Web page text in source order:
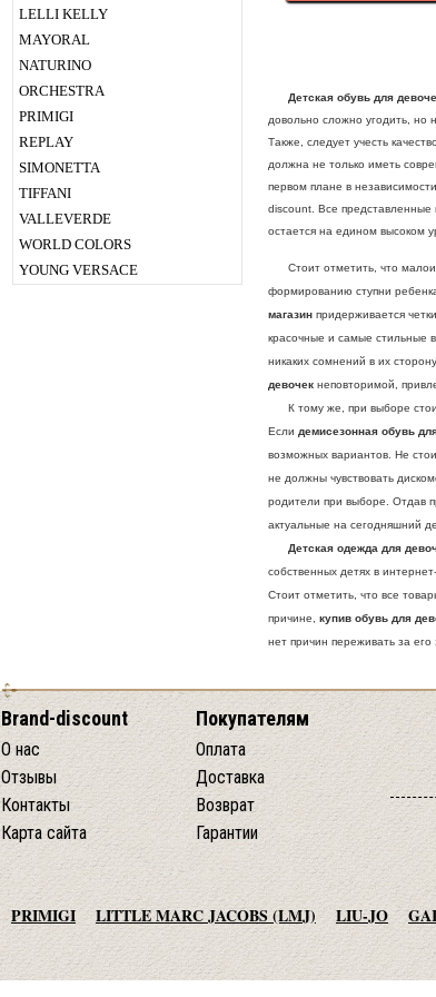
LELLI KELLY
MAYORAL
NATURINO
ORCHESTRA
PRIMIGI
REPLAY
SIMONETTA
TIFFANI
VALLEVERDE
WORLD COLORS
YOUNG VERSACE
Детская обувь для
довольно сложно угодить, но
Также, следует учесть
должна не только иметь
первом плане в
discount. Все представленные
остается на едином высоком
Стоит отметить, что
формированию ступни
магазин придерживается
красочные и самые стильные
никаких сомнений в их
девочек неповторимой,
К тому же, при выборе стоит
Если демисезонная обувь
возможных вариантов. Не
не должны чувствовать
родители при выборе. Отдав
актуальные на сегодняшний
Детская одежда для
собственных детях в
Стоит отметить, что все
причине, купив обувь для
нет причин переживать за его
Brand-discount
О нас
Отзывы
Контакты
Карта сайта
Покупателям
Оплата
Доставка
Возврат
Гарантии
PRIMIGI LITTLE MARC JACOBS (LMJ) LIU-JO
AGATHA RUIZ DE LA PRADA TO BE TOO ADD JO